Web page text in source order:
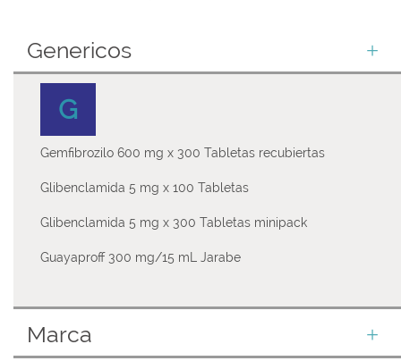
Genericos
G
Gemfibrozilo 600 mg x 300 Tabletas recubiertas
Glibenclamida 5 mg x 100 Tabletas
Glibenclamida 5 mg x 300 Tabletas minipack
Guayaproff 300 mg/15 mL Jarabe
Marca